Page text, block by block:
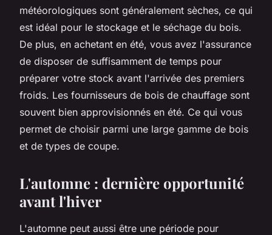
météorologiques sont généralement sèches, ce qui
est idéal pour le stockage et le séchage du bois.
De plus, en achetant en été, vous avez l'assurance
de disposer de suffisamment de temps pour
préparer votre stock avant l'arrivée des premiers
froids. Les fournisseurs de bois de chauffage sont
souvent bien approvisionnés en été. Ce qui vous
permet de choisir parmi une large gamme de bois
et de types de coupe.
L'automne : dernière opportunité
avant l'hiver
L'automne peut aussi être une période pour